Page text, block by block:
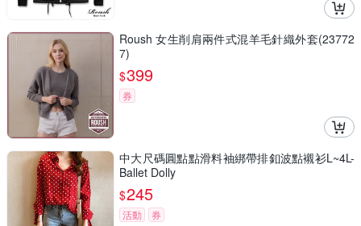
Roush 女生削肩兩件式混羊毛針織外套(23772
7)
$399
券
中大尺碼圓點點滑料袖綁帶排釦波點襯衫L~4L-
Ballet Dolly
$245
活動 券